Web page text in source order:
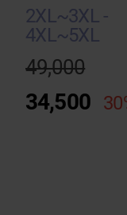
USED TEE
2XL~3XL -
4XL~5XL
49,000
34,500